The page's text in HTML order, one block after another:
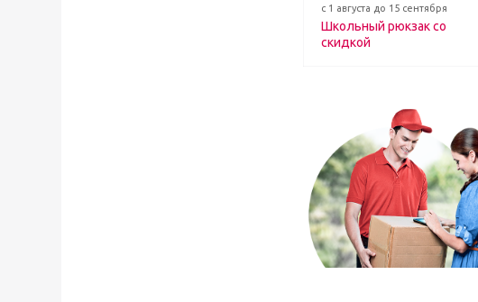
с 1 августа до 15 сентября
Школьный рюкзак со
скидкой